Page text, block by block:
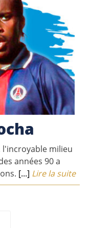
l'incroyable milieu
années 90 a
[...] Lire la suite